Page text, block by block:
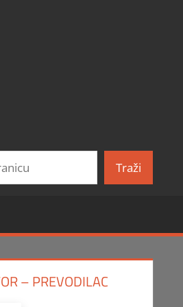
Traži
– PREVODILAC